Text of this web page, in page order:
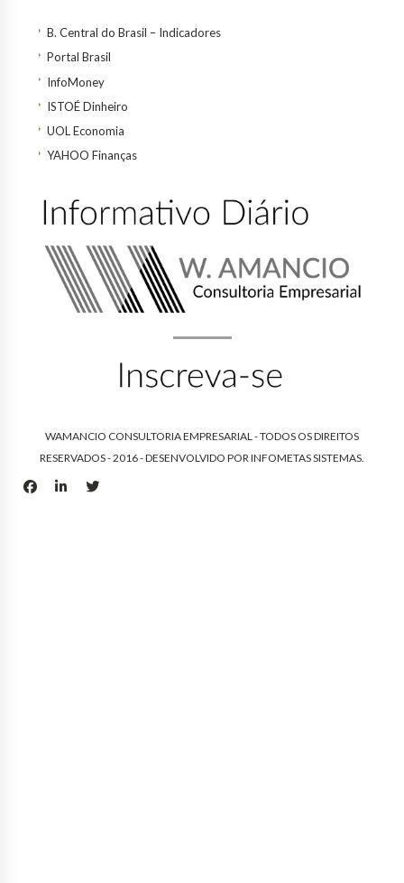
B. Central do Brasil – Indicadores
Portal Brasil
InfoMoney
ISTOÉ Dinheiro
UOL Economia
YAHOO Finanças
WAMANCIO CONSULTORIA EMPRESARIAL - TODOS OS DIREITOS
RESERVADOS - 2016 - DESENVOLVIDO POR INFOMETAS SISTEMAS